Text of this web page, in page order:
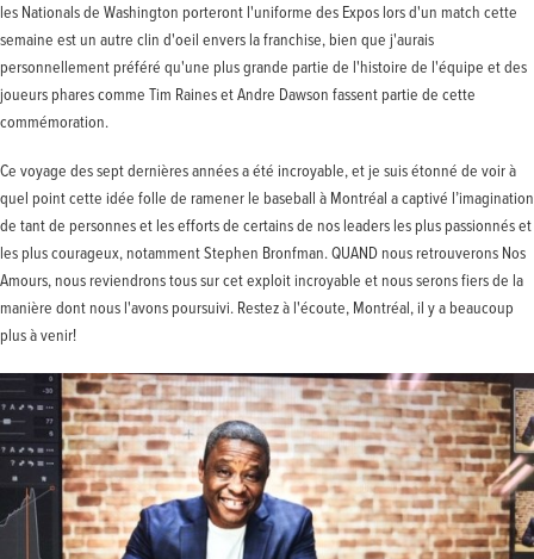
les Nationals de Washington porteront l'uniforme des Expos lors d'un match cette
semaine est un autre clin d'oeil envers la franchise, bien que j'aurais
personnellement préféré qu'une plus grande partie de l'histoire de l'équipe et des
joueurs phares comme Tim Raines et Andre Dawson fassent partie de cette
commémoration.
Ce voyage des sept dernières années a été incroyable, et je suis étonné de voir à
quel point cette idée folle de ramener le baseball à Montréal a captivé l’imagination
de tant de personnes et les efforts de certains de nos leaders les plus passionnés et
les plus courageux, notamment Stephen Bronfman. QUAND nous retrouverons Nos
Amours, nous reviendrons tous sur cet exploit incroyable et nous serons fiers de la
manière dont nous l'avons poursuivi. Restez à l'écoute, Montréal, il y a beaucoup
plus à venir!